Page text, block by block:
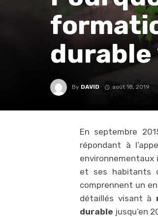
durable
By DAVID août 18, 2019
En septembre
répondant à
environnementaux
et ses habitants
comprennent un
détaillés visant à
durable jusqu’en